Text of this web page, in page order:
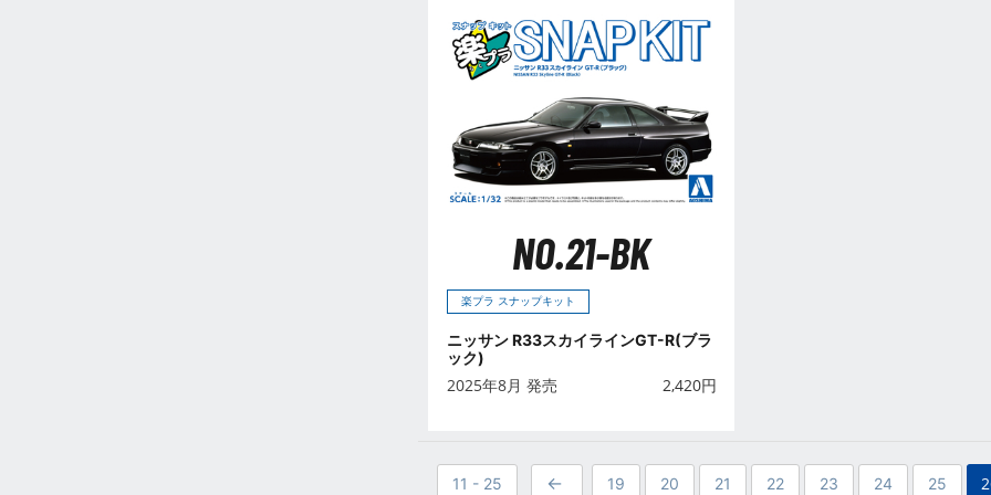
NO.21-BK
楽プラ スナップキット
ニッサン R33スカイラインGT-R(ブラ
ック)
2025年8月 発売 2,420円
11 - 25 19 20 21 22 23 24 25